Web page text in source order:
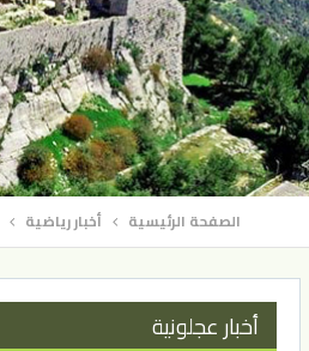
الصفحة الرئيسية أخبار رياضية
أخبار عجلونية